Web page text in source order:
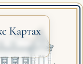
Картах